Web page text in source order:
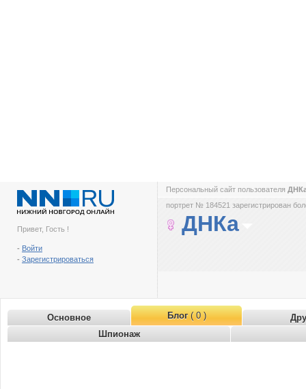
Привет, Гость !
- Войти
- Зарегистрироваться
Персональный сайт пользователя
портрет № 184521 зарегистрирован
ДНКа
Основное Блог( 0 )
Шпионаж